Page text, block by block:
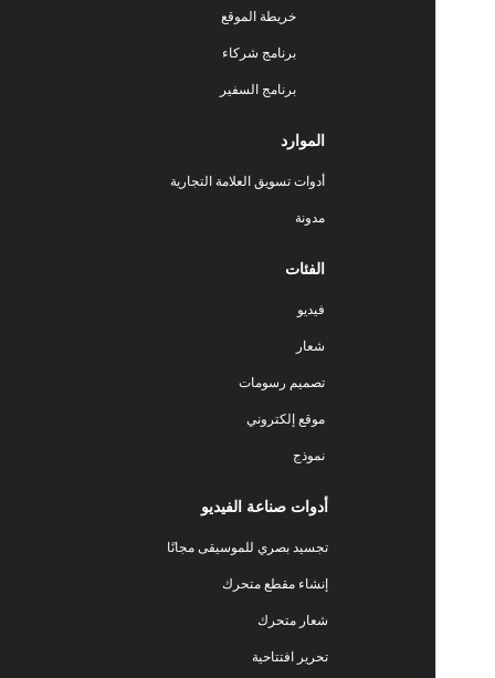
خريطة الموقع
برنامج شركاء
برنامج السفير
أدوات تسويق العلامة التجارية
تصميم رسومات
موقع إلكتروني
أدوات صناعة الفيديو
تجسيد بصري للموسيقى مجانًا
إنشاء مقطع متحرك
شعار متحرك
تحرير افتتاحية